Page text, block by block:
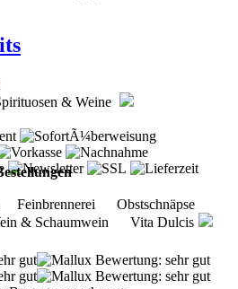
& Weine
Obstschnäpse
& Schaumwein Vita Dulcis